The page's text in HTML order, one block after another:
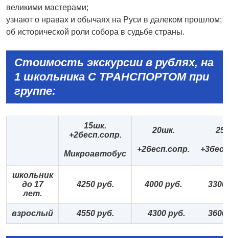
великими мастерами;
узнают о нравах и обычаях на Руси в далеком прошлом;
об исторической роли собора в судьбе страны.
Стоимость экскурсии в рублях, на
1 школьника С ТРАНСПОРТОМ при
группе:
15шк.
+2бесп.сопр.
Микроавтобус
20шк.
+2бесп.сопр.
школьник
до 17
лет.
4250 руб. 4000 руб. 3300
взрослый 4550 руб. 4300 руб. 3600